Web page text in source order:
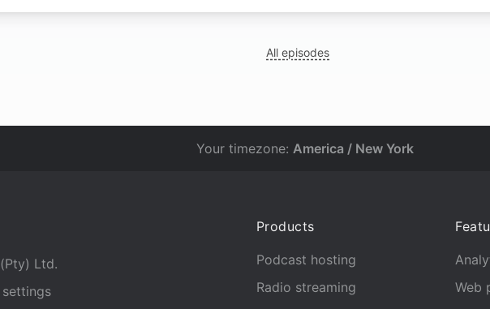
All episodes
Your timezone: America / New York
Ltd.
Products
Podcast hosting
Radio streaming
Web